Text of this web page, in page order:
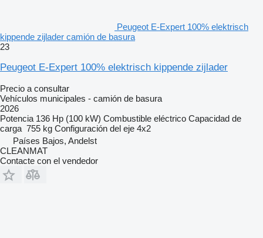
Peugeot E-Expert 100% elektrisch
kippende zijlader camión de basura
23
Peugeot E-Expert 100% elektrisch kippende zijlader
Precio a consultar
Vehículos municipales - camión de basura
2026
Potencia 136 Hp (100 kW) Combustible eléctrico Capacidad de
carga 755 kg Configuración del eje 4x2
Países Bajos, Andelst
CLEANMAT
Contacte con el vendedor